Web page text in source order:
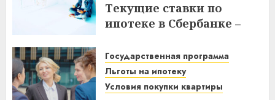
14.11.2025
Текущие ставки по
ипотеке в Сбербанке –
заемщикам в 2025 году
14.11.2025
Государственная программа
Льготы на ипотеку
Условия покупки квартиры